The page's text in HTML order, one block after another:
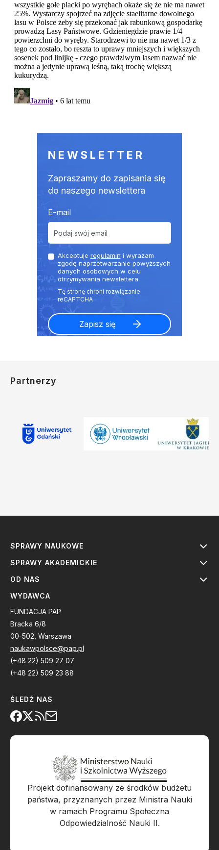
NEWSLETTER
Zapraszamy do zapisania się
do naszego newslettera
E-mail
Akceptuje regulamin i wyrażam
zgodę naprzetwarzanie powyższych
danych osobowych w celu
otrzymywania newslettera.
Partnerzy
SPRAWY NAUKOWE
SPRAWY AKADEMICKIE
OD NAS
WYDAWCA
FUNDACJA PAP
Bracka 6/8
00-502, Warszawa
naukawpolsce@pap.pl
(+48 22) 509 27 07
(+48 22) 509 23 88
ŚLEDŹ NAS
Projekt dofinansowany ze środków budżetu
państwa, przyznanych przez Ministra Nauki
w ramach Programu Społeczna
Odpowiedzialność Nauki II.